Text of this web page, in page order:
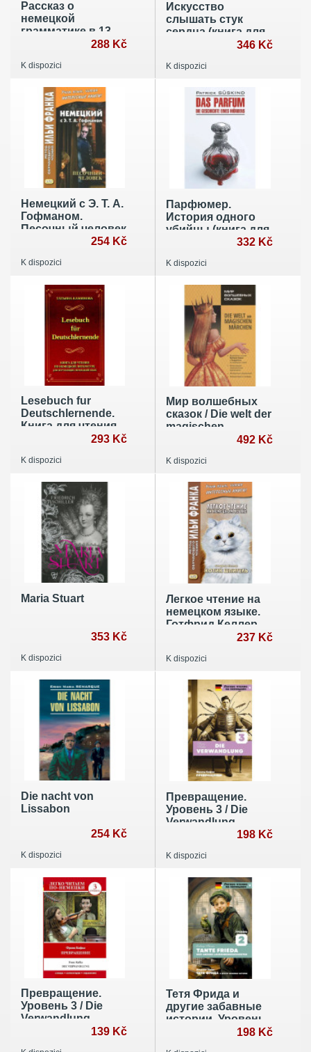
Рассказ о
немецкой
грамматике в 13
288 Kč
K dispozici
Искусство
слышать стук
сердца (книга для
346 Kč
K dispozici
Немецкий с Э. Т. А.
Гофманом.
Песочный человек
254 Kč
K dispozici
Парфюмер.
История одного
убийцы (книга для
332 Kč
K dispozici
Lesebuch fur
Deutschlernende.
Книга для чтения
по немецкой
изучающих
293 Kč
K dispozici
Мир волшебных
сказок / Die welt der
magischen
492 Kč
K dispozici
Maria Stuart
353 Kč
K dispozici
Легкое чтение на
немецком языке.
Готфрид Келлер.
Котик Шпигель237 Kč
K dispozici
Die nacht von
Lissabon
254 Kč
K dispozici
Превращение.
Уровень 3 / Die
Verwandlung
198 Kč
K dispozici
Превращение.
Уровень 3 / Die
Verwandlung
139 Kč
Тетя Фрида и
другие забавные
истории. Уровень
2 / Tante Frieda und
198 Kč